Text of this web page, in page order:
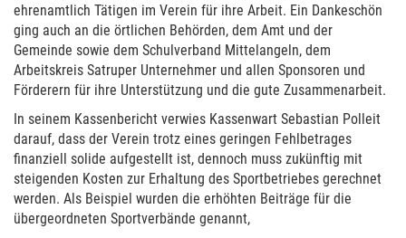
ehrenamtlich Tätigen im Verein für ihre Arbeit. Ein Dankeschön
ging auch an die örtlichen Behörden, dem Amt und der
Gemeinde sowie dem Schulverband Mittelangeln, dem
Arbeitskreis Satruper Unternehmer und allen Sponsoren und
Förderern für ihre Unterstützung und die gute Zusammenarbeit.
In seinem Kassenbericht verwies Kassenwart Sebastian Polleit
darauf, dass der Verein trotz eines geringen Fehlbetrages
finanziell solide aufgestellt ist, dennoch muss zukünftig mit
steigenden Kosten zur Erhaltung des Sportbetriebes gerechnet
werden. Als Beispiel wurden die erhöhten Beiträge für die
übergeordneten Sportverbände genannt,